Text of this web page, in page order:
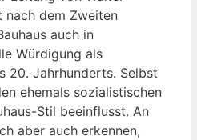
nach dem Zweiten
auch in
Würdigung als
20. Jahrhunderts. Selbst
ehemals sozialistischen
Stil beeinflusst. An
aber auch erkennen,